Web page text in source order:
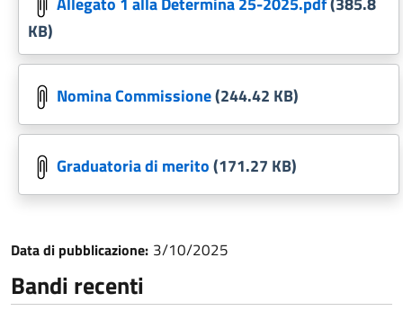
KB)
Nomina Commissione(244.42 KB)
Graduatoria di merito(171.27 KB)
Data di pubblicazione: 3/10/2025
Bandi recenti